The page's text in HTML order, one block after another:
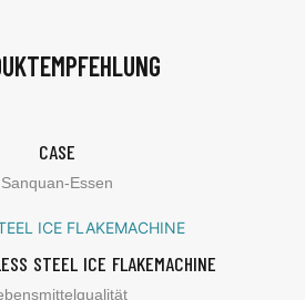
CASE
Sanquan-Essen
STEEL ICE FLAKEMACHINE